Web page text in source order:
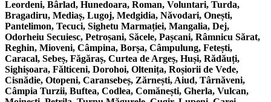
Leordeni, Bârlad, Hunedoara, Roman, Voluntari, Turda,
Bragadiru, Mediaș, Lugoj, Medgidia, Năvodari, Onești,
Pantelimon, Tecuci, Sighetu Marmației, Mangalia, Dej,
Odorheiu Secuiesc, Petroșani, Săcele, Pașcani, Râmnicu Sărat,
Reghin, Mioveni, Câmpina, Borșa, Câmpulung, Fetești,
Caracal, Sebeș, Făgăraș, Curtea de Argeș, Huși, Rădăuți,
Sighișoara, Fălticeni, Dorohoi, Oltenița, Roșiorii de Vede,
Cisnădie, Otopeni, Caransebeș, Zărnești, Aiud, Târnăveni,
Câmpia Turzii, Buftea, Codlea, Comănești, Gherla, Vulcan,